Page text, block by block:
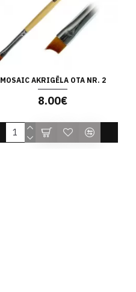
MOSAIC AKRIGĒLA OTA NR. 2
8.00€